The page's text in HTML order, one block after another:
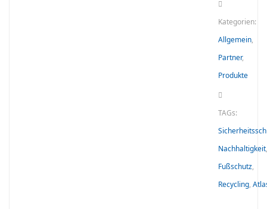
Kategorien:
Allgemein,
Partner,
Produkte
TAGs:
Nachhaltigkeit,
Fußschutz,
Recycling,